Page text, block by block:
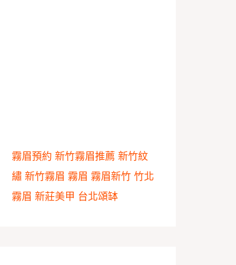
霧眉預約 新竹霧眉推薦 新竹紋
繡 新竹霧眉 霧眉 霧眉新竹 竹北
霧眉 新莊美甲 台北頌缽